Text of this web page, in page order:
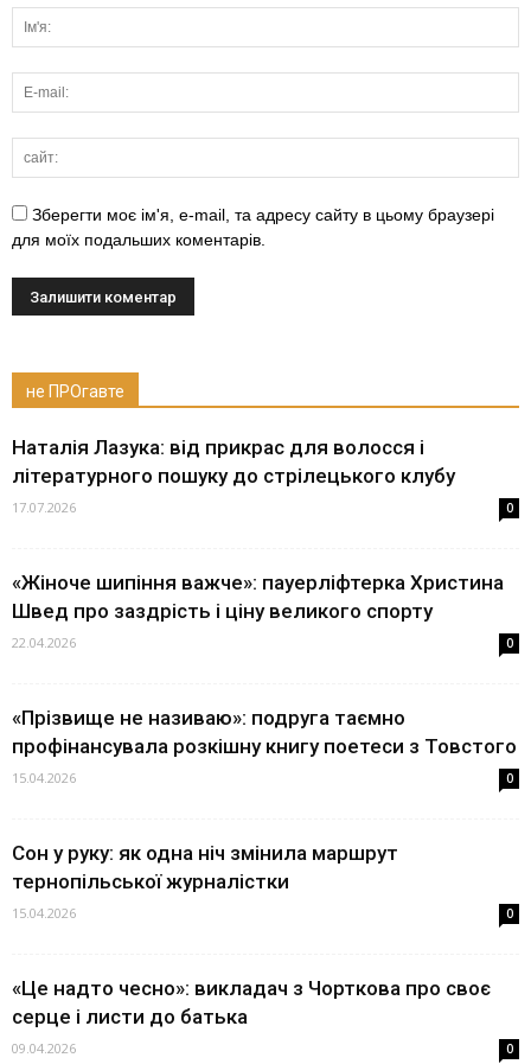
Зберегти моє ім'я, e-mail, та адресу сайту в цьому браузері
для моїх подальших коментарів.
не ПРОгавте
Наталія Лазука: від прикрас для волосся і
літературного пошуку до стрілецького клубу
17.07.2026 0
«Жіноче шипіння важче»: пауерліфтерка Христина
Швед про заздрість і ціну великого спорту
22.04.2026 0
«Прізвище не називаю»: подруга таємно
профінансувала розкішну книгу поетеси з Товстого
15.04.2026 0
Сон у руку: як одна ніч змінила маршрут
тернопільської журналістки
15.04.2026 0
«Це надто чесно»: викладач з Чорткова про своє
серце і листи до батька
09.04.2026 0